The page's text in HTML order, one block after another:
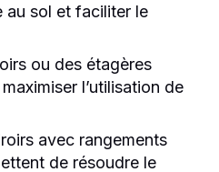
au sol et faciliter le
ou des étagères
l’utilisation de
avec rangements
de résoudre le